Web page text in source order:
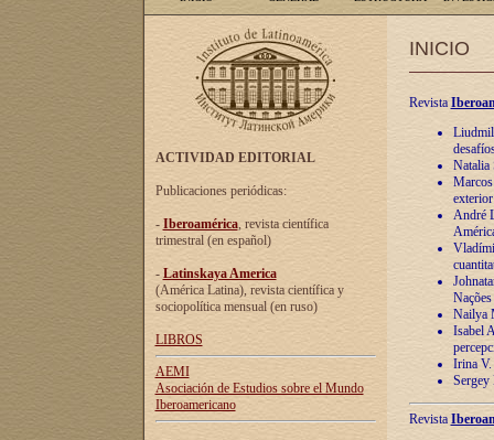
ACTIVIDAD EDITORIAL
Publicaciones periódicas:
- Iberoamérica, revista científica
trimestral (en español)
- Latinskaya America
(América Latina), revista científica y
sociopolítica mensual (en ruso)
LIBROS
AEMI
Asociación de Estudios sobre el Mundo
Iberoamericano
INICIO
Revista
Natalia
André
Nailya
Isabel
Irina V.
Sergey
Revista